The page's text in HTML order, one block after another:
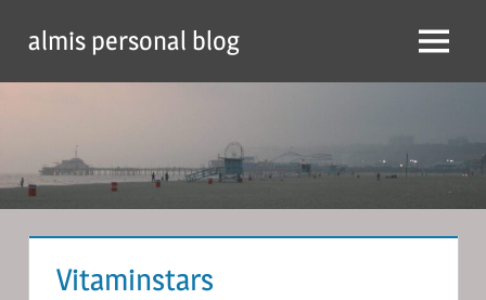
content
almis personal blog Menu
Vitaminstars